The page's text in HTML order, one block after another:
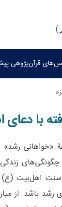
قرآن‌پژوهی
با دعای
رشد»
اهل‌بیت (ع)
باشد. از